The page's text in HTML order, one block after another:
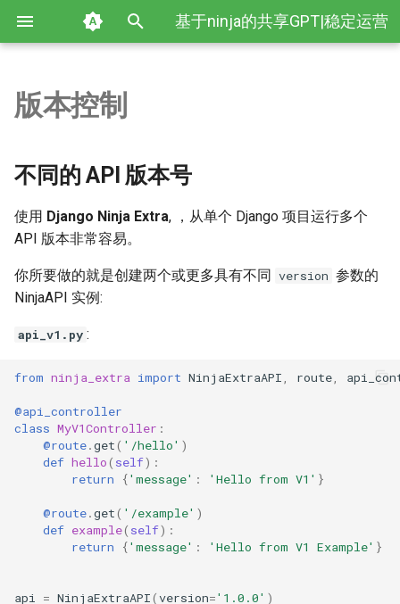
Django Ninja 官方文档
入
以
始
搜
基于ninja的共享GPT|稳定运营
入门
解析输入
处理响应 Django Ninja JWT 文档
解析传参
查询参数
请求解析器
处理响应
从 Django models 中生成
Schema
动态生成 Schema
通过路由来区分你的 API
测试
API 文档
处理错误
反转资源的 URLS 链接
异步支持
API 版本控制
参考
操作参数
规划中的功能
提案
V1 的新版变化
Ninja JWT 介绍
Ninja JWT 入门指南
Ninja JWT 路由鉴权
Ninja JWT 自定义令牌声明
Ninja JWT 手动创建令牌
Ninja JWT 令牌类型
Ninja JWT 黑名单应用
Ninja JWT 提交贡献
Ninja Extra 介绍
Ninja Extra API 控制器路由装
饰器
Ninja Extra API 控制器权限
Ninja Extra 模型控制器
Ninja Extra 排序
Ninja Extra 检索
不同的 API 版本号
不同的业务逻辑
Django Ninja CRUD 文档
Ninja CRUD 教程
Ninja CRUD 快速示例
996 薪资计算助手
开始试用 Django Ninja
使用 djoser 进行 Django ninja
令牌身份验证
Django-Ninja：用于 REST API
的 Python 框架
如何处理外键字段
Django Rest Framework 与
Django ninja jwt 试用
如何使用 `django-ninja-jwt` 与
`tusd` 的 HTTP Hooks 对接，
实现用户身份验证
自定义api一级路径后，如何
使用export_openapi_schema
联系站长
本站建设
版本控制
不同的 API 版本号
使用 Django Ninja Extra, ，从单个 Django 项目运行多个
API 版本非常容易。
你所要做的就是创建两个或更多具有不同 version 参数的
NinjaAPI 实例:
api_v1.py :
from ninja_extra import NinjaExtraAPI route
@api_controller
class MyV1Controller :
@route.get( '/hello' )
def hello( self):
return
{'message' : 'Hello from V1' }
@route.get( '/example' )
def example( self):
return
{'message' : 'Hello from V1 Example' }
api = NinjaExtraAPI(version='1.0.0' )